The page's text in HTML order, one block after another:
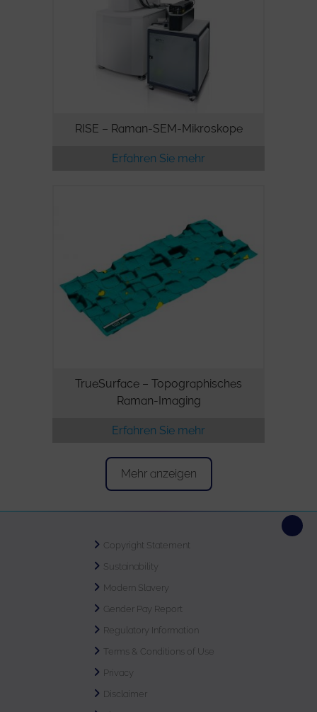
RISE – Raman-SEM-Mikroskope
Erfahren Sie mehr
TrueSurface – Topographisches
Raman-Imaging
Erfahren Sie mehr
Mehr anzeigen
Copyright Statement
Sustainability
Modern Slavery
Gender Pay Report
Regulatory Information
Terms & Conditions of Use
Privacy
Disclaimer